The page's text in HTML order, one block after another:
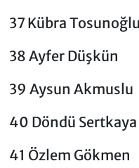
37 Kübra Tosunoğlu
38 Ayfer Düşkün
39 Aysun Akmuslu
40 Döndü
41 Özlem Gökmen